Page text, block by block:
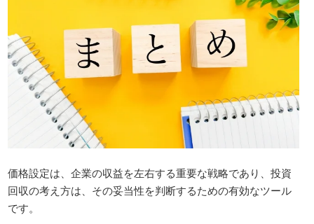
価格設定は、企業の収益を左右する重要な戦略であり、投資
回収の考え方は、その妥当性を判断するための有効なツール
です。